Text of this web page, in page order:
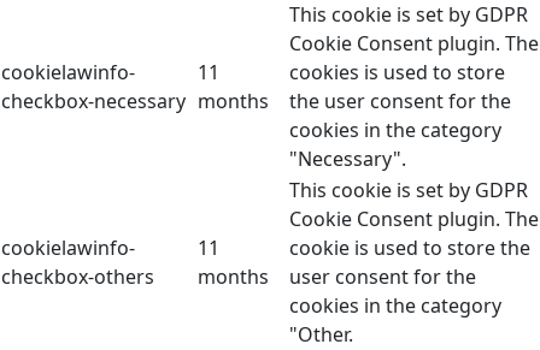
cookielawinfo-
checkbox-necessary
11
months
This cookie is set by GDPR
Cookie Consent plugin. The
cookies is used to store
the user consent for the
cookies in the category
"Necessary".
cookielawinfo-
checkbox-others
11
months
This cookie is set by GDPR
Cookie Consent plugin. The
cookie is used to store the
user consent for the
cookies in the category
"Other.